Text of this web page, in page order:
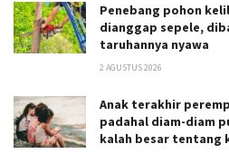
Penebang pohon
dianggap sepele,
taruhannya nyawa
2 AGUSTUS 2026
Anak terakhir
padahal diam-diam
kalah besar tentang